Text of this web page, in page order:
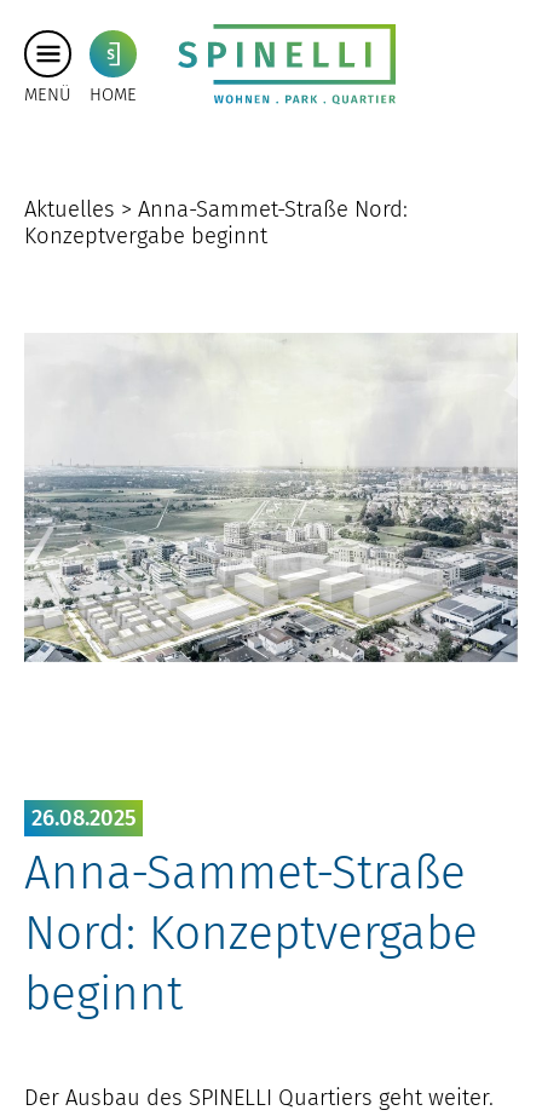
MENÜ HOME
Aktuelles > Anna-Sammet-Straße Nord:
Konzeptvergabe beginnt
26.08.2025
Anna-Sammet-Straße
Nord: Konzeptvergabe
beginnt
Der Ausbau des SPINELLI Quartiers geht weiter.